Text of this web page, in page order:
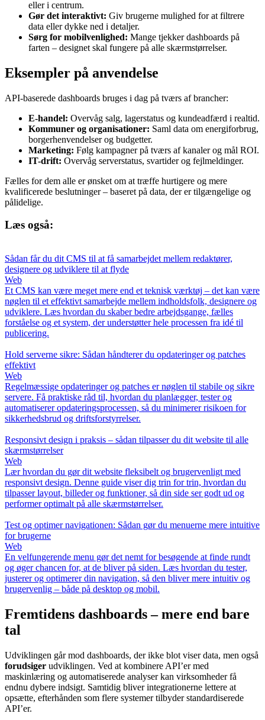
eller i centrum.
Gør det interaktivt: Giv brugerne mulighed for at filtrere
data eller dykke ned i detaljer.
Sørg for mobilvenlighed: Mange tjekker dashboards på
farten – designet skal fungere på alle skærmstørrelser.
Eksempler på anvendelse
API-baserede dashboards bruges i dag på tværs af brancher:
E-handel: Overvåg salg, lagerstatus og kundeadfærd i realtid.
Kommuner og organisationer: Saml data om energiforbrug,
borgerhenvendelser og budgetter.
Marketing: Følg kampagner på tværs af kanaler og mål ROI.
IT-drift: Overvåg serverstatus, svartider og fejlmeldinger.
Fælles for dem alle er ønsket om at træffe hurtigere og mere
kvalificerede beslutninger – baseret på data, der er tilgængelige og
pålidelige.
Læs også:
Sådan får du dit CMS til at få samarbejdet mellem redaktører,
designere og udviklere til at flyde
Web
Et CMS kan være meget mere end et teknisk værktøj – det kan være
nøglen til et effektivt samarbejde mellem indholdsfolk, designere og
udviklere. Læs hvordan du skaber bedre arbejdsgange, fælles
forståelse og et system, der understøtter hele processen fra idé til
publicering.
Hold serverne sikre: Sådan håndterer du opdateringer og patches
effektivt
Web
Regelmæssige opdateringer og patches er nøglen til stabile og sikre
servere. Få praktiske råd til, hvordan du planlægger, tester og
automatiserer opdateringsprocessen, så du minimerer risikoen for
sikkerhedsbrud og driftsforstyrrelser.
Responsivt design i praksis – sådan tilpasser du dit website til alle
skærmstørrelser
Web
Lær hvordan du gør dit website fleksibelt og brugervenligt med
responsivt design. Denne guide viser dig trin for trin, hvordan du
tilpasser layout, billeder og funktioner, så din side ser godt ud og
performer optimalt på alle skærmstørrelser.
Test og optimer navigationen: Sådan gør du menuerne mere intuitive
for brugerne
Web
En velfungerende menu gør det nemt for besøgende at finde rundt
og øger chancen for, at de bliver på siden. Læs hvordan du tester,
justerer og optimerer din navigation, så den bliver mere intuitiv og
brugervenlig – både på desktop og mobil.
Fremtidens dashboards – mere end bare
tal
Udviklingen går mod dashboards, der ikke blot viser data, men også
forudsiger udviklingen. Ved at kombinere API’er med
maskinlæring og automatiserede analyser kan virksomheder få
endnu dybere indsigt. Samtidig bliver integrationerne lettere at
opsætte, efterhånden som flere systemer tilbyder standardiserede
API’er.